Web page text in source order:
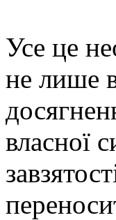
Усе це
не лише
власної